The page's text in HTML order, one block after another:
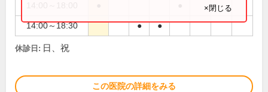
14:00～18:30 ● ●
×閉じる
休診日: 日、祝
この医院の詳細をみる